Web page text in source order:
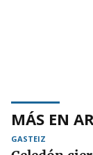
MÁS EN
GASTEIZ